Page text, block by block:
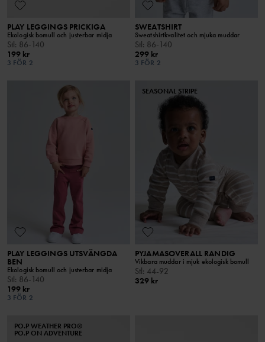
PLAY LEGGINGS PRICKIGA
Ekologisk bomull och justerbar midja
Stl: 86-140
199 kr
3 FÖR 2
SWEATSHIRT
Sweatshirtkvalitet och mjuka muddar
Stl: 86-140
299 kr
3 FÖR 2
PLAY LEGGINGS UTSVÄNGDA
BEN
Ekologisk bomull och justerbar midja
Stl : 86-140
199 kr
3 FÖR 2
SEASONAL STRIPE
PYJAMASOVERALL RANDIG
Vikbara muddar i mjuk ekologisk bomull
Stl : 44-92
329 kr
PO.P WEATHER PRO®
PO.P ON ADVENTURE